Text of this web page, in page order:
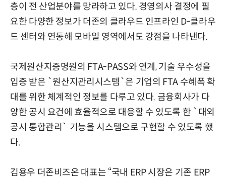
층이 전 산업분야를 망라하고 있다. 경영의사 결정에 필
요한 다양한 정보가 더존의 클라우드 인프라인 D-클라우
드 센터와 연동해 모바일 영역에서도 강점을 나타낸다.
국제원산지증명원의 FTA-PASS와 연계, 기술 우수성을
입증 받은 `원산지관리시스템`은 기업의 FTA 수혜폭 확
대를 위한 체계적인 정보를 다루고 있다. 금융회사가 다
양한 공시 요건에 효율적으로 대응할 수 있도록 한 `대외
공시 통합관리` 기능을 시스템으로 구현할 수 있도록 했
다.
김용우 더존비즈온 대표는 “국내 ERP 시장은 기존 ERP